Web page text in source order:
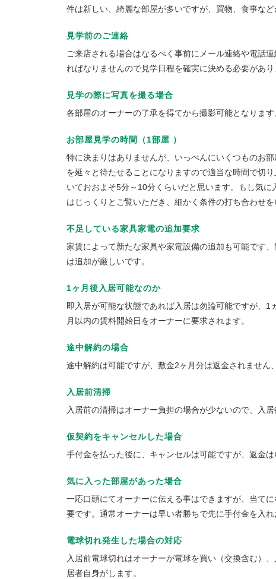
件は新しい、綺麗な部屋が多いですが、買物、食事など
見学前のご連絡
ご来店される場合はなるべく事前にメール連絡や電話
ればなりませんので見学日程を確実に決める必要があり
見学の際に写真を撮る場合
各部屋のオーナーの了承を得てから撮影可能となります
お部屋見学の時間（1部屋 ）
特に決まりはありませんが、いっぺんにいくつものお
を延々と待たせることになりますので適当な時間で切
いておおよそ5分～10分くらいだと思います。もし気
はじっくりとご覧いただき、細かく条件の打ち合わせを
不足している家具家電の追加要求
家賃によって新たな家具や家電設備の追加も可能です
は追加が厳しいです。
1ヶ月後入居可能なのか
即入居が可能な状態であれば入居は勿論可能ですが、
月以内の賃料開始日をオーナーに要求されます。
途中解約の場合
途中解約は可能ですが、敷金2ヶ月分は返金されません
入居前清掃
入居前の清掃はオーナー負担の場合が少ないので、入
仮契約をキャンセルした場合
手付金を払った後に、キャンセルは可能ですが、返金は
気に入った部屋があった場合
一応口頭にてオーナーに伝える事はできますが、当て
要です。通常オーナーは早い者勝ちで先に手付金を入れ
電球切れ発生した場合の対応
入居前電球切れはオーナーが電球を買い（交換含む）
居者自身がします。